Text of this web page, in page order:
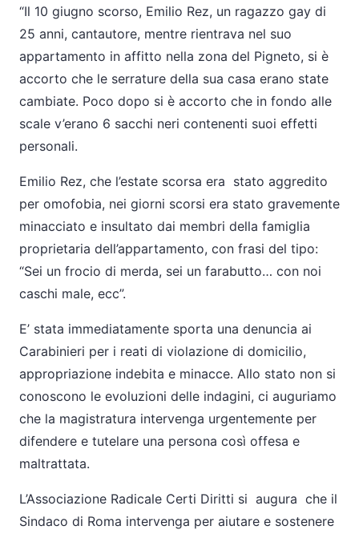
“Il 10 giugno scorso, Emilio Rez, un ragazzo gay di
25 anni, cantautore, mentre rientrava nel suo
appartamento in affitto nella zona del Pigneto, si è
accorto che le serrature della sua casa erano state
cambiate. Poco dopo si è accorto che in fondo alle
scale v’erano 6 sacchi neri contenenti suoi effetti
personali.
Emilio Rez, che l’estate scorsa era stato aggredito
per omofobia, nei giorni scorsi era stato gravemente
minacciato e insultato dai membri della famiglia
proprietaria dell’appartamento, con frasi del tipo:
“Sei un frocio di merda, sei un farabutto… con noi
caschi male, ecc”.
E’ stata immediatamente sporta una denuncia ai
Carabinieri per i reati di violazione di domicilio,
appropriazione indebita e minacce. Allo stato non si
conoscono le evoluzioni delle indagini, ci auguriamo
che la magistratura intervenga urgentemente per
difendere e tutelare una persona così offesa e
maltrattata.
L’Associazione Radicale Certi Diritti si augura che il
Sindaco di Roma intervenga per aiutare e sostenere